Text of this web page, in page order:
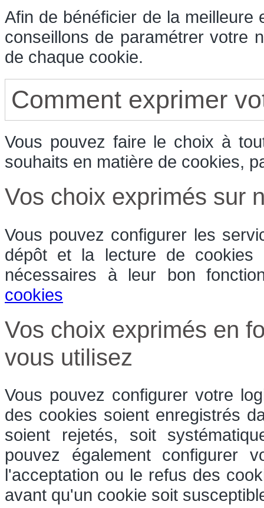
Afin de bénéficier de la meilleure
conseillons de paramétrer votre
de chaque cookie.
Comment exprimer
Vous pouvez faire le choix à
souhaits en matière de cookies,
Vos choix exprimés sur
Vous pouvez configurer les
dépôt et la lecture de cookies
nécessaires à leur bon
cookies
Vos choix exprimés en
vous utilisez
Vous pouvez configurer votre
des cookies soient enregistrés
soient rejetés, soit
pouvez également configurer
l'acceptation ou le refus des
avant qu'un cookie soit